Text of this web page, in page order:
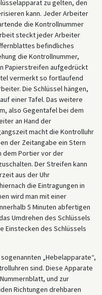
zu gelten, den
kann. Jeder Arbeiter
die Kontrollnummer
steckt jeder Arbeiter
befindliches
die Kontrollnummer,
Papierstreifen aufgedrückt
vermerkt so fortlaufend
Die Schlüssel hängen,
einer Tafel. Das weitere
also Gegentafel bei dem
an Hand der
macht die Kontrolluhr
der Zeitangabe ein Stern
dem Portier vor der
Der Streifen kann
aus der Uhr
die Eintragungen in
wird man mit einer
5 Minuten abfertigen
Umdrehen des Schlüssels
Einstecken des Schlüssels
„Hebelapparate“,
sind. Diese Apparate
und zur
Richtungen drehbaren